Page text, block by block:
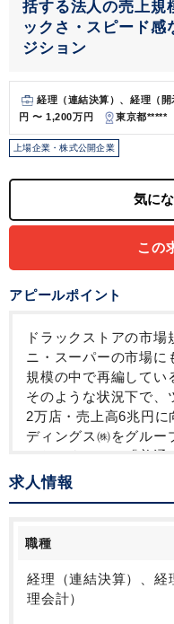
括する法人の売上規
ックさ・スピード感
ジション
経理（連結決算）、経理（開
円 〜 1,200万円
東京都*****
上場企業・株式公開企業
この
アピールポイント
ドラックストアの市
ニ・スーパーの市場に
規模の中で再編してい
そのような状況下で、
2万店・売上高6兆円
ディングス㈱をグルー
となりました。「普通
ア」であることが、全
り方であり、今後はア
開をしていく予定です。
同時にイオングループ
り、グループ内小売り
ルネス事業を統括する
求人情報
職種
経理（連結決算）、経
理会計）